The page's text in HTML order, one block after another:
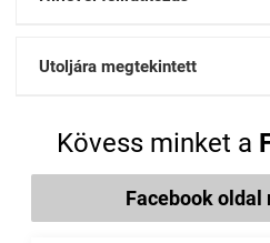
Utoljára megtekintett
Kövess minket a
Facebook oldal